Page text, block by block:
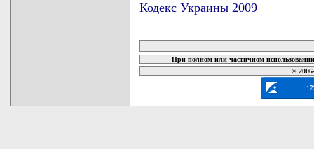
Кодекс Украины 2009
При полном или частичном
©